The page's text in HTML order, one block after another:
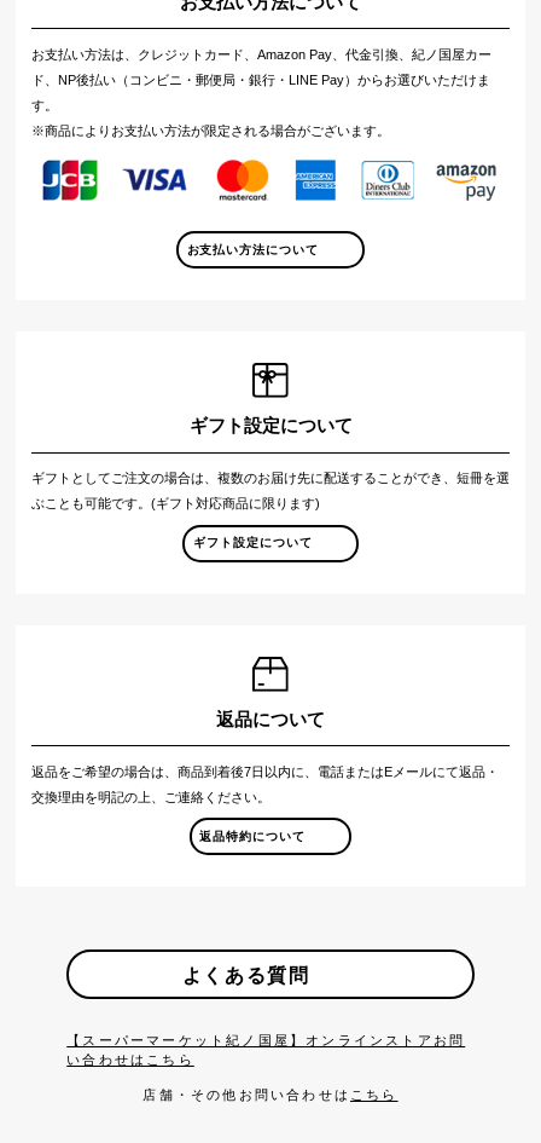
お支払い方法は、クレジットカード、Amazon Pay、代金引換、紀ノ国屋カー
ド、NP後払い（コンビニ・郵便局・銀行・LINE Pay）からお選びいただけま
す。
※商品によりお支払い方法が限定される場合がございます。
お支払い方法について
ギフト設定について
ギフトとしてご注文の場合は、複数のお届け先に配送することができ、短冊を選
ぶことも可能です。(ギフト対応商品に限ります)
ギフト設定について
返品について
返品をご希望の場合は、商品到着後7日以内に、電話またはEメールにて返品・
交換理由を明記の上、ご連絡ください。
返品特約について
よくある質問
【スーパーマーケット紀ノ国屋】オンラインストアお問
い合わせはこちら
店舗・その他お問い合わせは こちら